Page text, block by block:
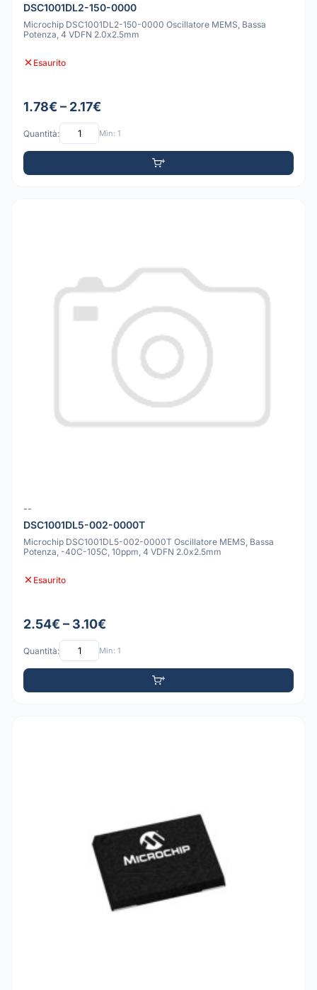
DSC1001DL2-150-0000
Microchip DSC1001DL2-150-0000 Oscillatore MEMS, Bassa
Potenza, 4 VDFN 2.0x2.5mm
Esaurito
1.78€ – 2.17€
Quantità: Min: 1
--
DSC1001DL5-002-0000T
Microchip DSC1001DL5-002-0000T Oscillatore MEMS, Bassa
Potenza, -40C-105C, 10ppm, 4 VDFN 2.0x2.5mm
Esaurito
2.54€ – 3.10€
Quantità: Min: 1